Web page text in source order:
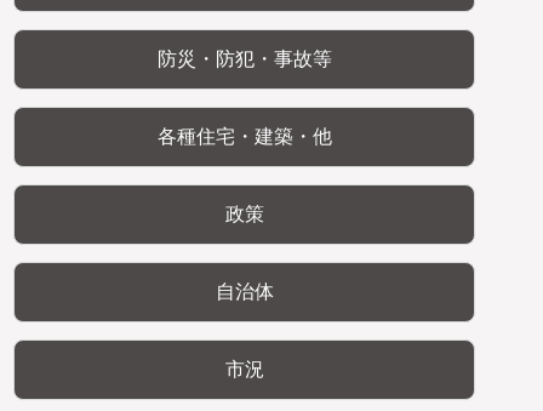
防災・防犯・事故等
各種住宅・建築・他
政策
自治体
市況